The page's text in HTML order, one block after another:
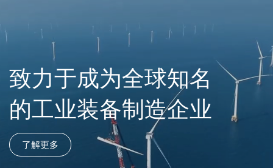
致力于成为全球知名
的工业装备制造企业
了解更多